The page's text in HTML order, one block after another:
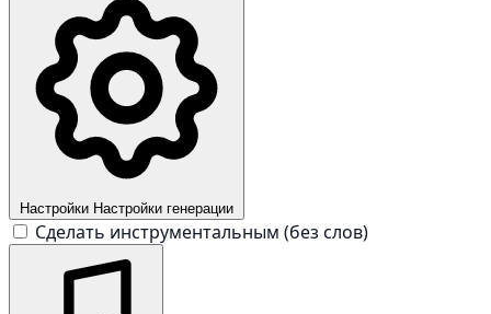
Настройки Настройки генерации
Сделать инструментальным (без слов)